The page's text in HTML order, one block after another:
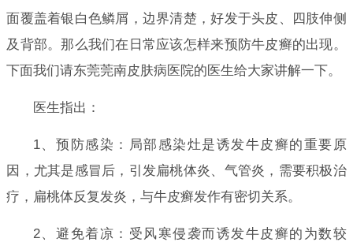
面覆盖着银白色鳞屑，边界清楚，好发于头皮、四肢伸侧
及背部。那么我们在日常应该怎样来预防牛皮癣的出现。
下面我们请东莞莞南皮肤病医院的医生给大家讲解一下。
医生指出：
1、预防感染：局部感染灶是诱发牛皮癣的重要原
因，尤其是感冒后，引发扁桃体炎、气管炎，需要积极治
疗，扁桃体反复发炎，与牛皮癣发作有密切关系。
2、避免着凉：受风寒侵袭而诱发牛皮癣的为数较